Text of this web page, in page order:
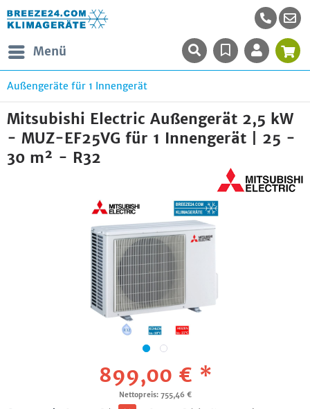
Menü
Außengeräte für 1 Innengerät
Mitsubishi Electric Außengerät 2,5 kW
- MUZ-EF25VG für 1 Innengerät | 25 -
30 m² - R32
899,00 € *
Nettopreis: 755,46 €